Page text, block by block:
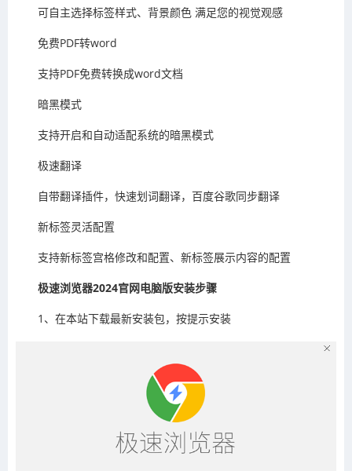
可自主选择标签样式、背景颜色 满足您的视觉观感
免费PDF转word
支持PDF免费转换成word文档
暗黑模式
支持开启和自动适配系统的暗黑模式
极速翻译
自带翻译插件，快速划词翻译，百度谷歌同步翻译
新标签灵活配置
支持新标签宫格修改和配置、新标签展示内容的配置
极速浏览器2024官网电脑版安装步骤
1、在本站下载最新安装包，按提示安装